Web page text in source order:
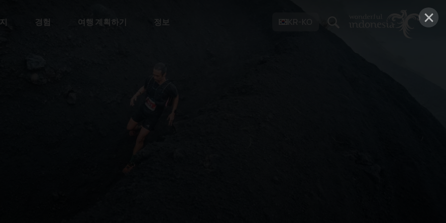
×
경험 여행 계획하기 정보